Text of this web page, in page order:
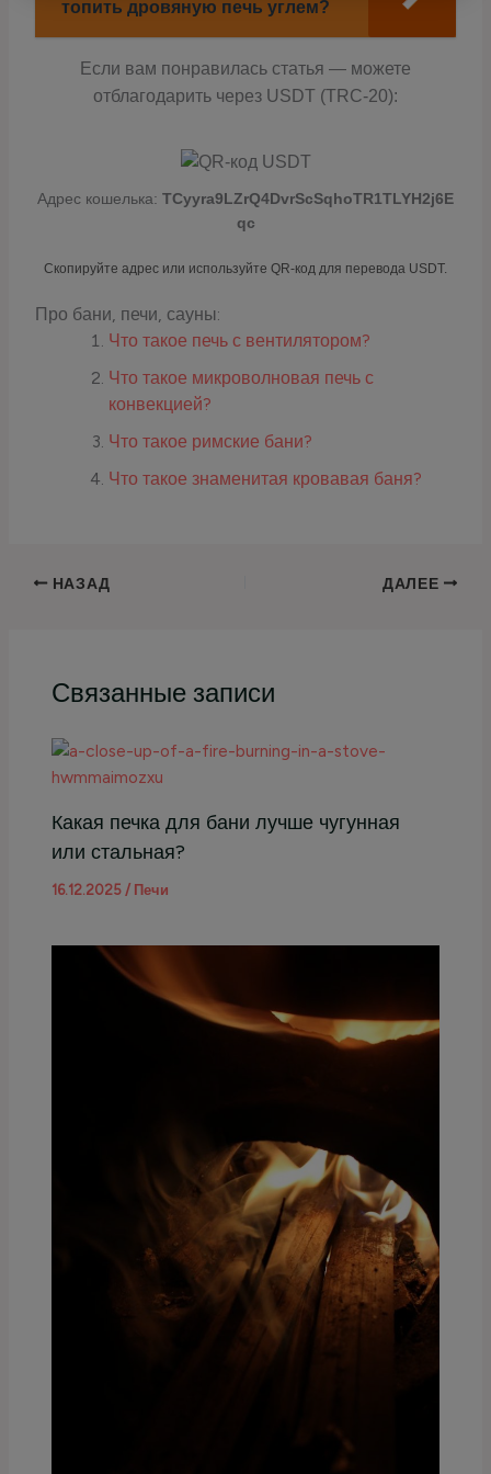
топить дровяную печь углем?
Если вам понравилась статья — можете
отблагодарить через USDT (TRC-20):
Адрес кошелька: TCyyra9LZrQ4DvrScSqhoTR1TLYH2j6E
qc
Скопируйте адрес или используйте QR-код для перевода USDT.
Про бани, печи, сауны:
Что такое печь с вентилятором?
Что такое микроволновая печь с
конвекцией?
Что такое римские бани?
Что такое знаменитая кровавая баня?
НАЗАД ДАЛЕЕ
Связанные записи
Какая печка для бани лучше чугунная
или стальная?
16.12.2025 / Печи